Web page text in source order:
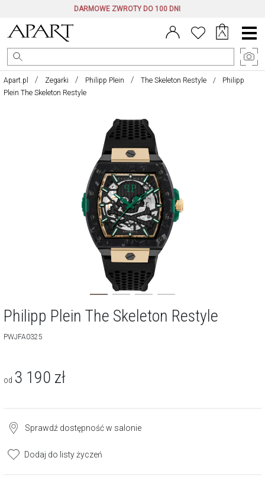
DARMOWE ZWROTY DO 100 DNI
Menu
główne
Apart.pl Zegarki Philipp Plein The Skeleton Restyle
Philipp
Plein The Skeleton Restyle
Philipp Plein The Skeleton Restyle
PWJFA0325
od 3 190 zł
Sprawdź dostępność w salonie
Dodaj do listy życzeń